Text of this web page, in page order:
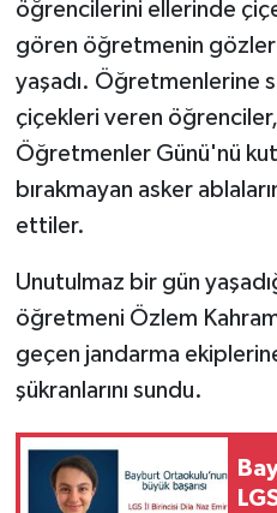
öğrencilerini ellerinde
gören öğretmenin
yaşadı. Öğretmenlerine
çiçekleri veren
Öğretmenler Günü'nü
bırakmayan asker
ettiler.
Unutulmaz bir gün
öğretmeni Özlem
geçen jandarma
şükranlarını sundu.